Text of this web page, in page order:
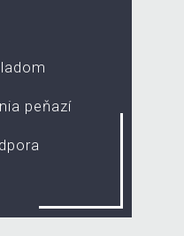
peňazí